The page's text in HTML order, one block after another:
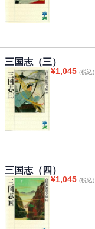
三国志（三）
¥1,045 (税込)
三国志（四）
¥1,045 (税込)